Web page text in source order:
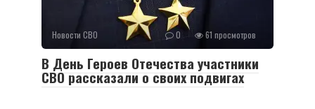
Новости СВО 0 61 просмотров
В День Героев Отечества участники
СВО рассказали о своих подвигах